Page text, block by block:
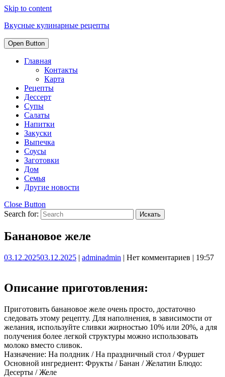
Skip to content
Вкусные кулинарные рецепты
Open Button
Главная
Контакты
Карта
Рецепты
Дессерт
Супы
Салаты
Напитки
Закуски
Выпечка
Соусы
Заготовки
Дом
Семья
Другие новости
Close Button
Search for:
Банановое желе
03.12.202503.12.2025 | adminadmin | Нет комментариев | 19:57
Описание приготовления:
Приготовить банановое желе очень просто, достаточно
следовать этому рецепту. Для наполнения, в зависимости от
желания, используйте сливки жирностью 10% или 20%, а для
получения более легкой структуры можно использовать
молоко вместо сливок.
Назначение: На полдник / На праздничный стол / Фуршет
Основной ингредиент: Фрукты / Банан / Желатин Блюдо:
Десерты / Желе